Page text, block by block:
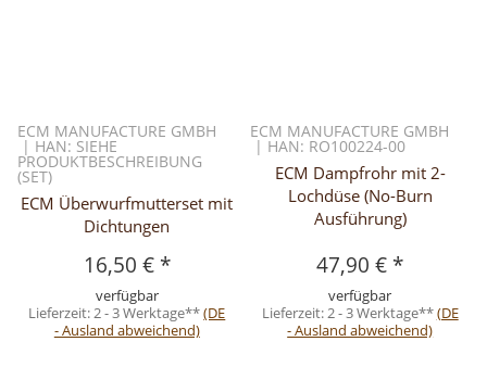
ECM MANUFACTURE GMBH
| HAN: SIEHE
PRODUKTBESCHREIBUNG
(SET)
ECM Überwurfmutterset mit
Dichtungen
16,50 € *
verfügbar
Lieferzeit:2 - 3 Werktage**(DE
- Ausland abweichend)
ECM MANUFACTURE GMBH
| HAN: RO100224-00
ECM Dampfrohr mit 2-
Lochdüse (No-Burn
Ausführung)
47,90 € *
verfügbar
Lieferzeit:2 - 3 Werktage**(DE
- Ausland abweichend)